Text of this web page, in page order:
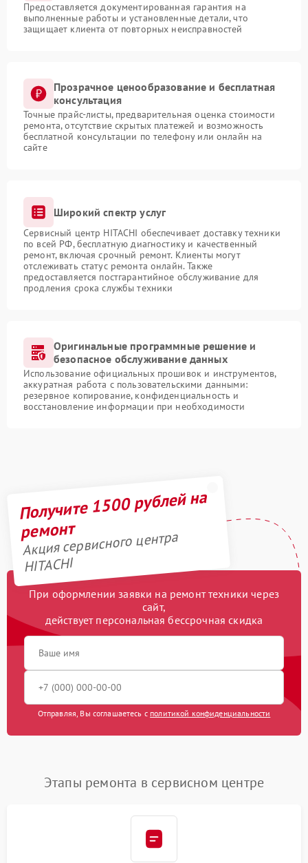
Предоставляется документированная гарантия на
выполненные работы и установленные детали, что
защищает клиента от повторных неисправностей
Прозрачное ценообразование и бесплатная
консультация
Точные прайс-листы, предварительная оценка стоимости
ремонта, отсутствие скрытых платежей и возможность
бесплатной консультации по телефону или онлайн на
сайте
Широкий спектр услуг
Сервисный центр HITACHI обеспечивает доставку техники
по всей РФ, бесплатную диагностику и качественный
ремонт, включая срочный ремонт. Клиенты могут
отслеживать статус ремонта онлайн. Также
предоставляется постгарантийное обслуживание для
продления срока службы техники
Оригинальные программные решение и
безопасное обслуживание данных
Использование официальных прошивок и инструментов,
аккуратная работа с пользовательскими данными:
резервное копирование, конфиденциальность и
восстановление информации при необходимости
Получите 1500 рублей на
ремонт
Акция сервисного центра
HITACHI
При оформлении заявки на ремонт техники через
сайт,
действует персональная бессрочная скидка
Отправляя, Вы соглашаетесь с политикой конфиденциальности
Этапы ремонта в сервисном центре